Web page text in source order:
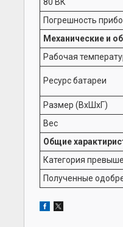
Погрешность
Механические и
Рабочая
Ресурс батареи
Размер (ВхШхГ)
Вес
Общие
Категория
Полученные